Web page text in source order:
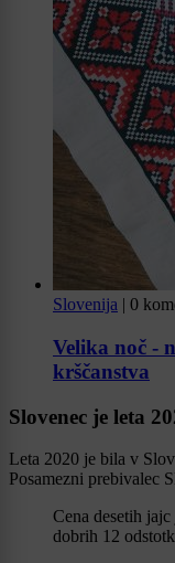
Slovenija | 0
Velika noč -
krščanstva
Slovenec je leta
Leta 2020 je bila v
Posamezni prebivalec
Cena desetih
dobrih 12